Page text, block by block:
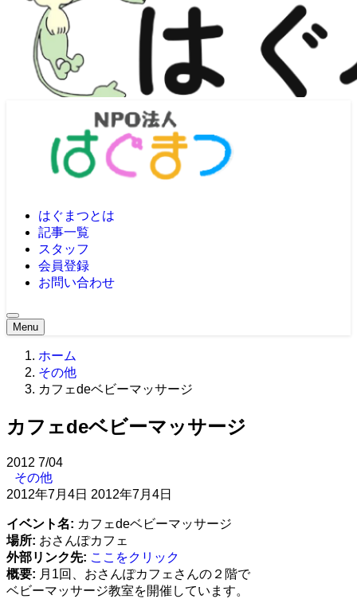
はぐまつとは
記事一覧
スタッフ
会員登録
お問い合わせ
Menu
ホーム
その他
カフェdeベビーマッサージ
カフェdeベビーマッサージ
2012 7/04
その他
2012年7月4日 2012年7月4日
イベント名: カフェdeベビーマッサージ
場所: おさんぽカフェ
外部リンク先: ここをクリック
概要: 月1回、おさんぽカフェさんの２階で
ベビーマッサージ教室を開催しています。